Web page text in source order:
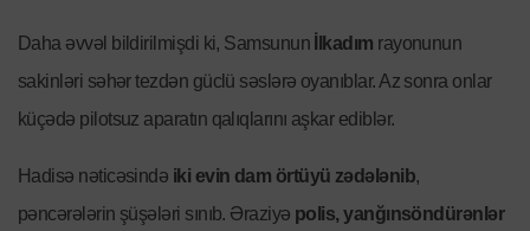
Daha əvvəl bildirilmişdi ki, Samsunun İlkadım rayonunun
sakinləri səhər tezdən güclü səslərə oyanıblar. Az sonra onlar
küçədə pilotsuz aparatın qalıqlarını aşkar ediblər.
Hadisə nəticəsində iki evin dam örtüyü zədələnib,
pəncərələrin şüşələri sınıb. Əraziyə polis, yanğınsöndürənlər